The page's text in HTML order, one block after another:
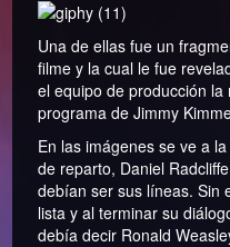
Una de ellas fue un
filme y la cual le fue
el equipo de producción
programa de Jimmy
En las imágenes se ve a
de reparto, Daniel
debían ser sus líneas. Sin
lista y al terminar su
debía decir Ronald